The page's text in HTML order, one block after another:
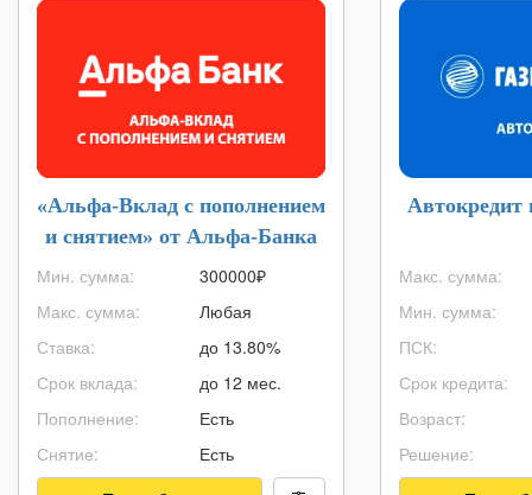
«Альфа-Вклад с пополнением
и снятием» от Альфа-Банка
Мин. сумма:
Макс. сумма:
Ставка:
Срок вклада:
Пополнение:
Снятие:
300000₽
Любая
до 13.80%
до 12 мес.
Есть
Есть
Автокредит
Макс. сумма:
Мин. сумма:
ПСК:
Срок кредита:
Возраст:
Решение: